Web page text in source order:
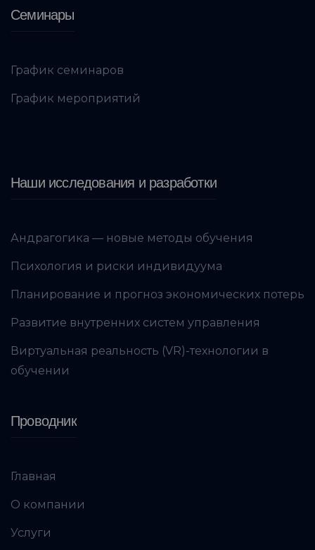
Семинары
График семинаров
График мероприятий
Наши исследования и разработки
Андрагогика — новые методы обучения
Психология и риски индивидуума
Планирование и прогноз экономических потерь
Развитие внутренних систем управления
Виртуальная реальность (VR)-технологии в
обучении
Проводник
Главная
О компании
Услуги